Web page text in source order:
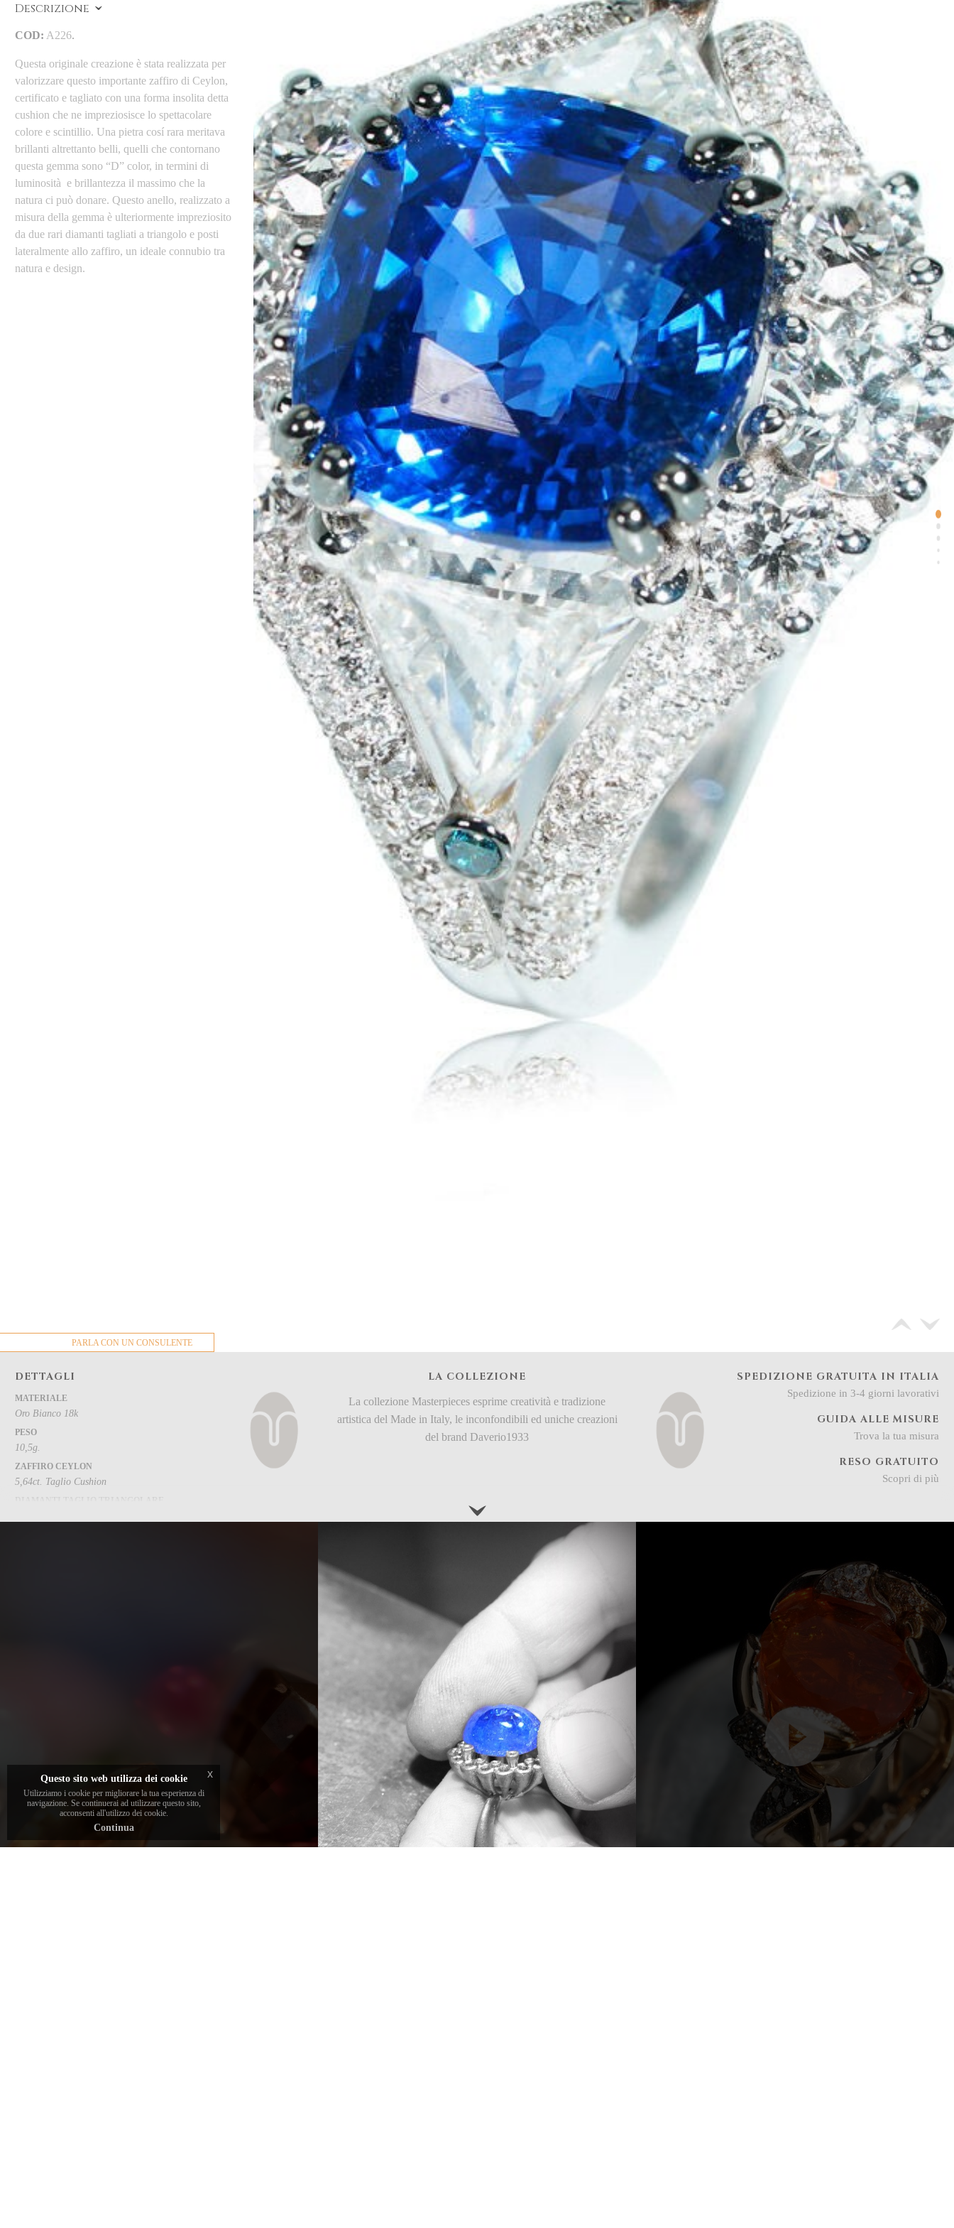
Descrizione
COD: A226.
Questa originale creazione è stata realizzata per
valorizzare questo importante zaffiro di Ceylon,
certificato e tagliato con una forma insolita detta
cushion che ne impreziosisce lo spettacolare
colore e scintillio. Una pietra cosí rara meritava
brillanti altrettanto belli, quelli che contornano
questa gemma sono “D” color, in termini di
luminosità e brillantezza il massimo che la
natura ci può donare. Questo anello, realizzato a
misura della gemma è ulteriormente impreziosito
da due rari diamanti tagliati a triangolo e posti
lateralmente allo zaffiro, un ideale connubio tra
natura e design.
PARLA CON UN CONSULENTE
DETTAGLI
MATERIALE
Oro Bianco 18k
PESO
10,5g.
ZAFFIRO CEYLON
5,64ct. Taglio Cushion
LA COLLEZIONE
La collezione Masterpieces esprime creatività e tradizione
artistica del Made in Italy, le inconfondibili ed uniche creazioni
del brand Daverio1933
SPEDIZIONE GRATUITA IN ITALIA
Spedizione in 3-4 giorni lavorativi
GUIDA ALLE MISURE
Trova la tua misura
RESO GRATUITO
Scopri di più
Nel nostro laboratorio i maestri orafi di
Valenza incastonano con maestria queste
pietre nelle esclusive montature firmate
Daverio1933 esaltandone ogni sfumatura.
Questo sito web utilizza dei cookie
Utilizziamo i cookie per migliorare la tua esperienza di
navigazione. Se continuerai ad utilizzare questo sito,
acconsenti all'utilizzo dei cookie.
Continua
x